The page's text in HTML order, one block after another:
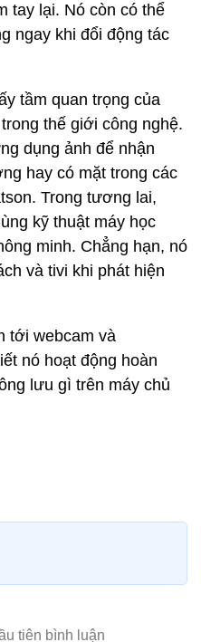
tay lại. Nó còn có thể
ngay khi đổi động tác
tầm quan trọng của
thế giới công nghệ.
dụng ảnh để nhận
hay có mặt trong các
Trong tương lai,
kỹ thuật máy học
minh. Chẳng hạn, nó
và tivi khi phát hiện
tới webcam và
nó hoạt động hoàn
lưu gì trên máy chủ